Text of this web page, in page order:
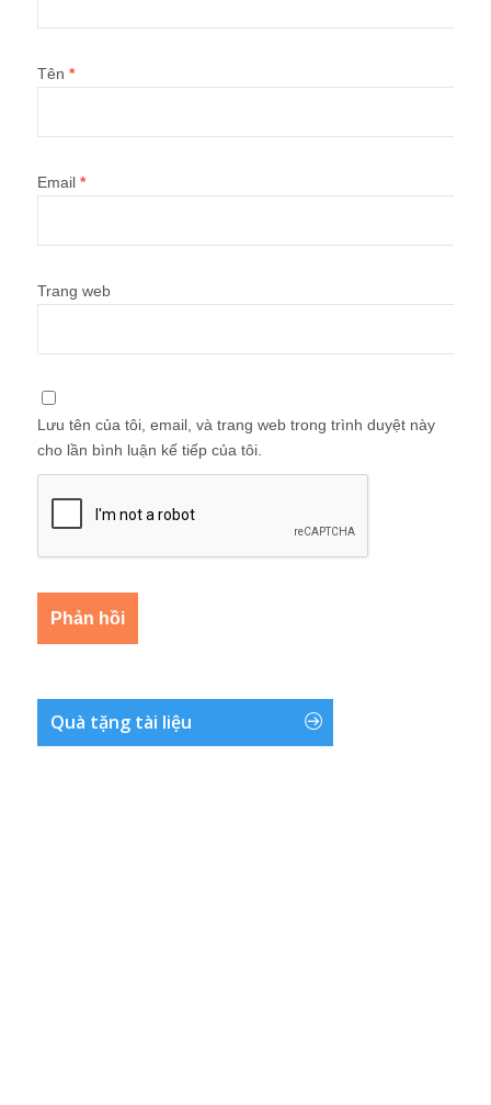
Tên *
Email *
Trang web
Lưu tên của tôi, email, và trang web trong trình duyệt này
cho lần bình luận kế tiếp của tôi.
Quà tặng tài liệu